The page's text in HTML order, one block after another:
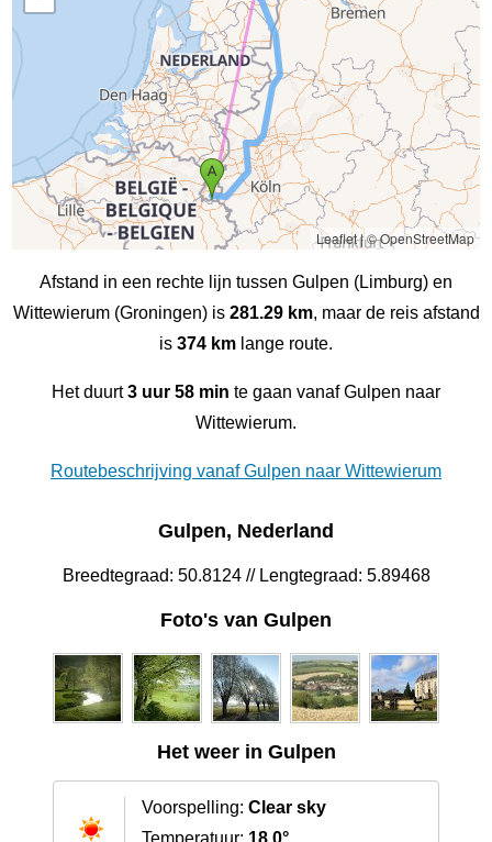
Leaflet|© OpenStreetMap
Afstand in een rechte lijn tussen Gulpen (Limburg) en
Wittewierum (Groningen) is 281.29 km, maar de reis afstand
is 374 km lange route.
Het duurt3 uur 58 min te gaan vanaf Gulpen naar
Wittewierum.
Routebeschrijving vanaf Gulpen naar Wittewierum
Gulpen, Nederland
Breedtegraad: 50.8124 // Lengtegraad: 5.89468
Foto's van Gulpen
Het weer in Gulpen
Voorspelling: Clear sky